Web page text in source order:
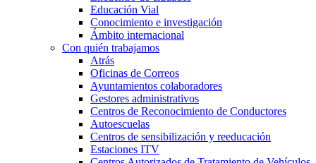
Educación Vial
Conocimiento e investigación
Ámbito internacional
Con quién trabajamos
Atrás
Oficinas de Correos
Ayuntamientos colaboradores
Gestores administrativos
Centros de Reconocimiento de Conductores
Autoescuelas
Centros de sensibilización y reeducación
Estaciones ITV